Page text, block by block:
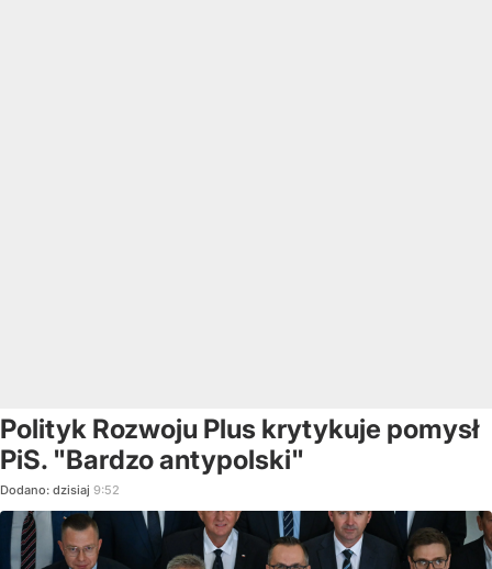
Polityk Rozwoju Plus krytykuje pomysł
PiS. "Bardzo antypolski"
Dodano: dzisiaj 9:52